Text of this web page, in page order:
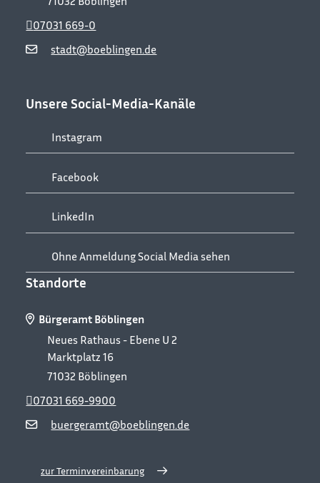
stadt@boeblingen.de
07031 669-0
Unsere Social-Media-Kanäle
Instagram
Facebook
LinkedIn
Ohne Anmeldung Social Media sehen
Standorte
Bürgeramt Böblingen
Neues Rathaus - Ebene U 2
Marktplatz 16
71032 Böblingen
buergeramt@boeblingen.de
07031 669-9900
zur Terminvereinbarung